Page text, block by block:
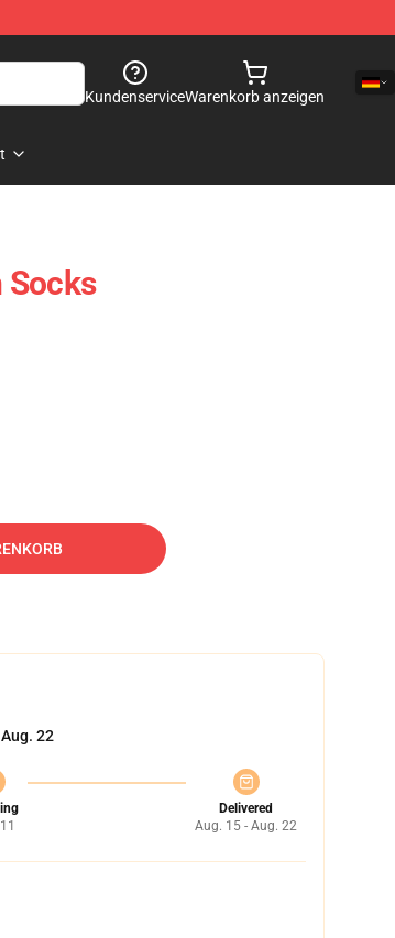
KundenserviceWarenkorb anzeigen
Socks
22
Delivered
Aug. 15 - Aug. 22